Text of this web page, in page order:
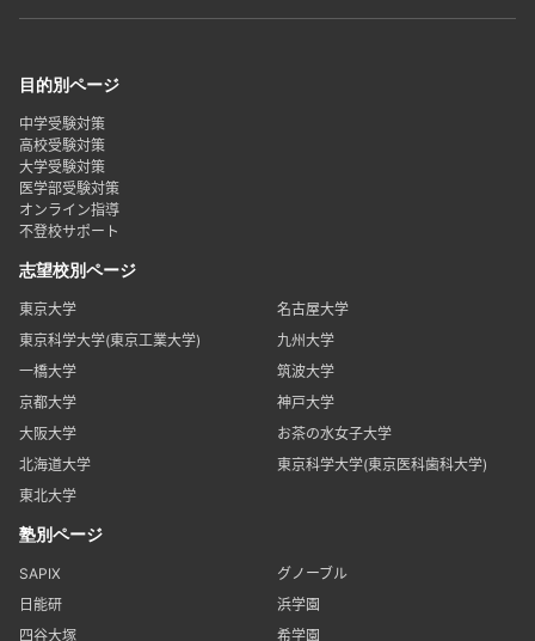
目的別ページ
中学受験対策
高校受験対策
大学受験対策
医学部受験対策
オンライン指導
不登校サポート
志望校別ページ
東京大学
名古屋大学
東京科学大学(東京工業大学)
九州大学
一橋大学
筑波大学
京都大学
神戸大学
大阪大学
お茶の水女子大学
北海道大学
東京科学大学(東京医科歯科大学)
東北大学
塾別ページ
SAPIX
グノーブル
日能研
浜学園
四谷大塚
希学園